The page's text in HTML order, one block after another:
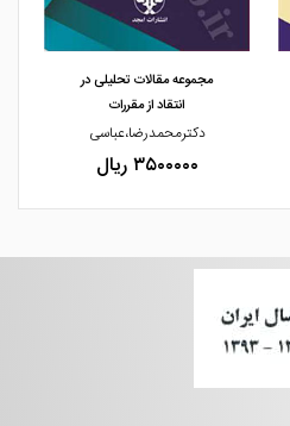
مشاهده و خرید
مجموعه مقالات تحلیلی در
انتقاد از مقررات
دکترمحمدرضا،عباسی
۳۵۰۰۰۰۰ ریال